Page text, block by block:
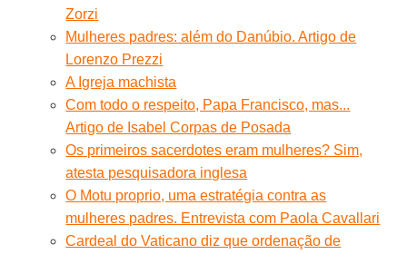
Zorzi
Mulheres padres: além do Danúbio. Artigo de
Lorenzo Prezzi
A Igreja machista
Com todo o respeito, Papa Francisco, mas...
Artigo de Isabel Corpas de Posada
Os primeiros sacerdotes eram mulheres? Sim,
atesta pesquisadora inglesa
O Motu proprio, uma estratégia contra as
mulheres padres. Entrevista com Paola Cavallari
Cardeal do Vaticano diz que ordenação de